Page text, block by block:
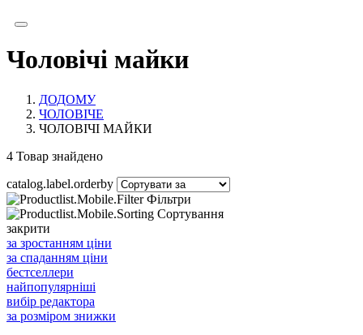
Чоловічі майки
ДОДОМУ
ЧОЛОВІЧЕ
ЧОЛОВІЧІ МАЙКИ
4 Товар знайдено
catalog.label.orderby
Фільтри
Сортування
закрити
за зростанням ціни
за спаданням ціни
бестселлери
найпопулярніші
вибір редактора
за розміром знижки